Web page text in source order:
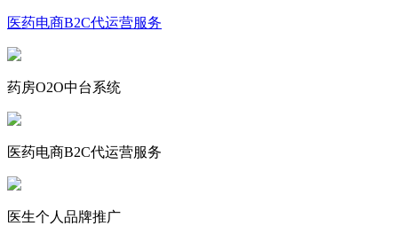
医药电商B2C代运营服务
药房O2O中台系统
医药电商B2C代运营服务
医生个人品牌推广